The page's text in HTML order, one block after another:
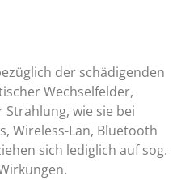
der schädigenden
Wechselfelder,
wie sie bei
Wireless-Lan, Bluetooth
sich lediglich auf sog.